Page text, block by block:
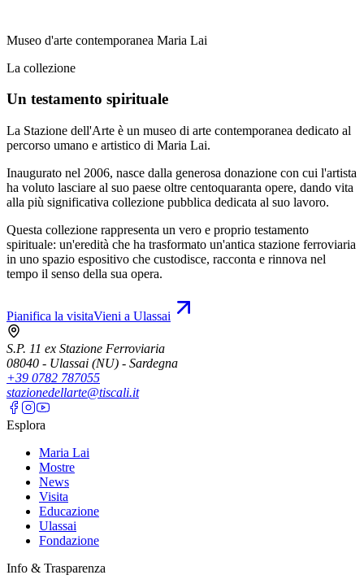
Museo d'arte contemporanea Maria Lai
La collezione
Un testamento spirituale
La Stazione dell'Arte è un museo di arte contemporanea dedicato al
percorso umano e artistico di Maria Lai.
Inaugurato nel 2006, nasce dalla generosa donazione con cui l'artista
ha voluto lasciare al suo paese oltre centoquaranta opere, dando vita
alla più significativa collezione pubblica dedicata al suo lavoro.
Questa collezione rappresenta un vero e proprio testamento
spirituale: un'eredità che ha trasformato un'antica stazione ferroviaria
in uno spazio espositivo che custodisce, racconta e rinnova nel
tempo il senso della sua opera.
Pianifica la visitaVieni a Ulassai
S.P. 11 ex Stazione Ferroviaria
08040 - Ulassai (NU) - Sardegna
+39 0782 787055
stazionedellarte@tiscali.it
Esplora
Maria Lai
Mostre
News
Visita
Educazione
Ulassai
Fondazione
Info & Trasparenza